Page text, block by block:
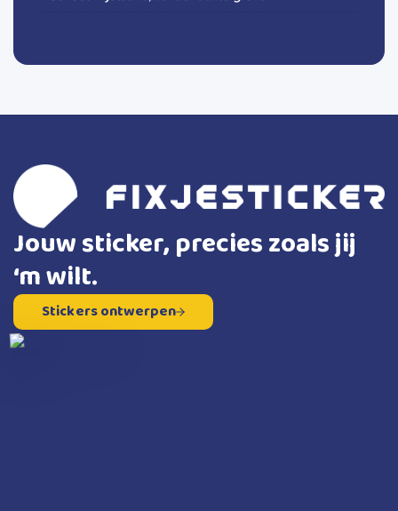
Jouw sticker, precies zoals jij
‘m wilt.
Stickers ontwerpen